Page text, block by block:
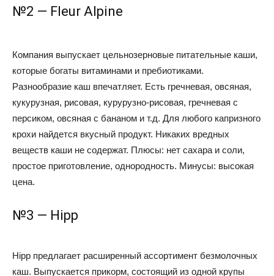
№2 — Fleur Alpine
Компания выпускает цельнозерновые питательные каши,
которые богаты витаминами и пребиотиками.
Разнообразие каш впечатляет. Есть гречневая, овсяная,
кукурузная, рисовая, курурузно-рисовая, гречневая с
персиком, овсяная с бананом и т.д. Для любого капризного
крохи найдется вкусный продукт. Никаких вредных
веществ каши не содержат. Плюсы: нет сахара и соли,
простое приготовление, однородность. Минусы: высокая
цена.
№3 — Hipp
Hipp предлагает расширенный ассортимент безмолочных
каш. Выпускается прикорм, состоящий из одной крупы